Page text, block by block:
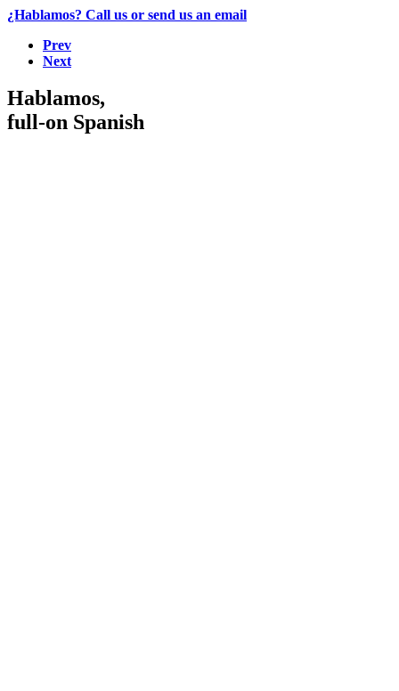
¿Hablamos? Call us or send us an email
Prev
Next
Hablamos,
full-on Spanish